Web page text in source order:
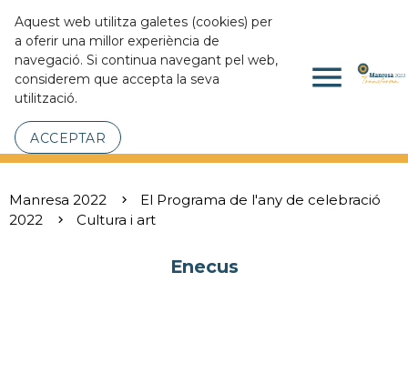
Aquest web utilitza galetes (cookies) per
a oferir una millor experiència de
navegació. Si continua navegant pel web,
considerem que accepta la seva
utilització.
ACCEPTAR
menu
Manresa 2022
El Programa de l'any de celebració
2022
Cultura i art
Enecus